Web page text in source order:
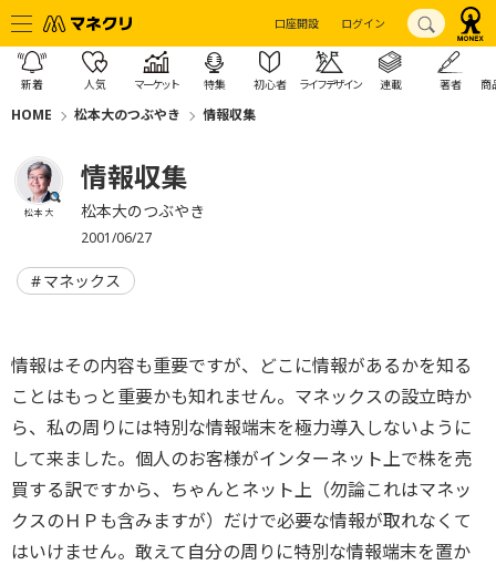
口座開設 ログイン
新着 人気 マーケット 特集 初心者 ライフデザイン 連載 著者 商
HOME 松本大のつぶやき 情報収集
松本 大
情報収集
松本大のつぶやき
2001/06/27
マネックス
情報はその内容も重要ですが、どこに情報があるかを知る
ことはもっと重要かも知れません。マネックスの設立時か
ら、私の周りには特別な情報端末を極力導入しないように
して来ました。個人のお客様がインターネット上で株を売
買する訳ですから、ちゃんとネット上（勿論これはマネッ
クスのＨＰも含みますが）だけで必要な情報が取れなくて
はいけません。敢えて自分の周りに特別な情報端末を置か